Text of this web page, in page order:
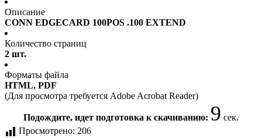
Описание
CONN EDGECARD 100POS .100 EXTEND
Количество страниц
2 шт.
Форматы файла
HTML, PDF
(Для просмотра требуется Adobe Acrobat Reader)
Подождите, идет подготовка к скачиванию: 8 сек.
Просмотрено: 206